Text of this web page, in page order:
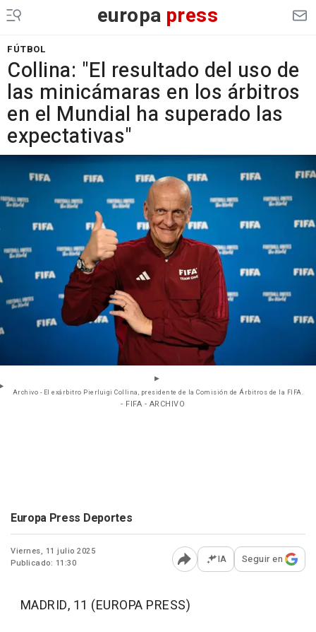
europa press
FÚTBOL
Collina: "El resultado del uso de
las minicámaras en los árbitros
en el Mundial ha superado las
expectativas"
Archivo - El exárbitro Pierluigi Collina, presidente de la Comisión de Árbitros de la FIFA.
- FIFA - ARCHIVO
Europa Press Deportes
Viernes, 11 julio 2025
Publicado: 11:30
Abrir opciones para
IA Seguir en
MADRID, 11 (EUROPA PRESS)